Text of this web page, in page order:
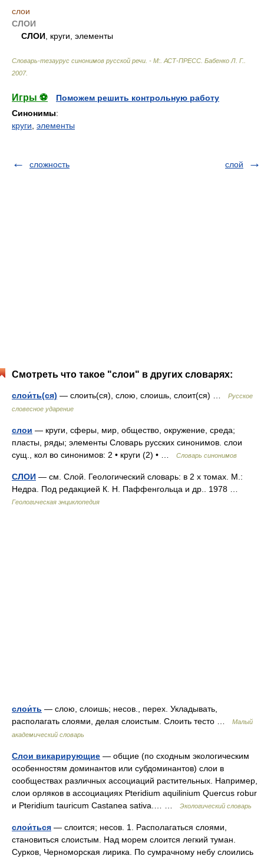
слои
СЛОИ
СЛОИ , круги, элементы
Словарь-тезаурус синонимов русской речи. - М:. АСТ-ПРЕСС Бабенко Л. Г.
2007.
Игры ⚽
Поможем решить контрольную работу
Синонимы:
круги элементы
сложность слой
Смотреть что такое "слои" в других словарях:
слои́ть(ся) — слоить(ся), слою, слоишь, слоит(ся) …
Русское
словесное ударение
слои — круги, сферы, мир, общество, окружение, среда;
пласты, ряды; элементы Словарь русских синонимов. слои
сущ., кол во синонимов: 2 • круги (2) • …
Словарь синонимов
СЛОИ — см. Слой. Геологический словарь: в 2 х томах. М.:
Недра. Под редакцией К. Н. Паффенгольца и др.. 1978 …
Геологическая энциклопедия
слои́ть — слою, слоишь; несов., перех. Укладывать,
располагать слоями, делая слоистым. Слоить тесто …
Малый
академический словарь
Слои викарирующие — общие (по сходным экологическим
особенностям доминантов или субдоминантов) слои в
сообществах различных ассоциаций растительных. Например,
слои орляков в ассоциациях Pteridium aquilinium Quercus robur
и Pteridium tauricum Castanea sativa.… …
Экологический словарь
слои́ться — слоится; несов. 1. Располагаться слоями,
становиться слоистым. Над морем слоится легкий туман.
Сурков, Черноморская лирика. По сумрачному небу слоились